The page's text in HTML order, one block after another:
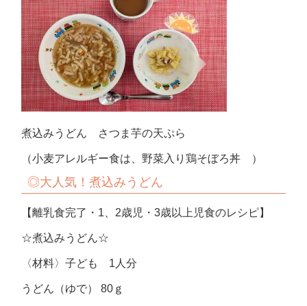
煮込みうどん さつま芋の天ぷら
（小麦アレルギー食は、野菜入り鶏そぼろ丼 ）
◎大人気！煮込みうどん
【離乳食完了・1、2歳児・3歳以上児食のレシピ】
☆煮込みうどん☆
〈材料〉子ども 1人分
うどん（ゆで） 80ｇ